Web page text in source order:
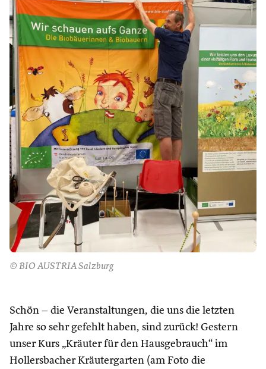
© BIO AUSTRIA Salzburg
Schön – die Veranstaltungen, die uns die letzten
Jahre so sehr gefehlt haben, sind zurück! Gestern
unser Kurs „Kräuter für den Hausgebrauch“ im
Hollersbacher Kräutergarten (am Foto die